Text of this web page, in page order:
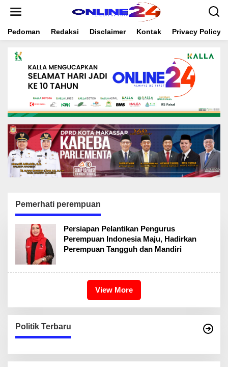
t
Pedoman Redaksi Disclaimer Kontak Privacy Policy
Pemerhati perempuan
Persiapan Pelantikan Pengurus
Perempuan Indonesia Maju, Hadirkan
Perempuan Tangguh dan Mandiri
View More
Politik Terbaru